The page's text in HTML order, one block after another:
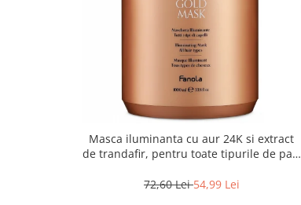
Masca iluminanta cu aur 24K si extract
de trandafir, pentru toate tipurile de par,
72,60 Lei54,99 Lei